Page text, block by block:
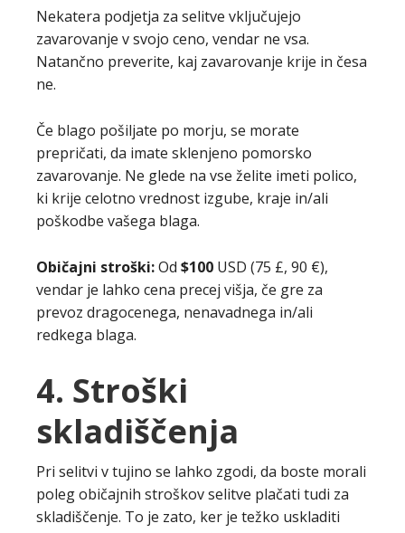
Nekatera podjetja za selitve vključujejo
zavarovanje v svojo ceno, vendar ne vsa.
Natančno preverite, kaj zavarovanje krije in česa
ne.
Če blago pošiljate po morju, se morate
prepričati, da imate sklenjeno pomorsko
zavarovanje. Ne glede na vse želite imeti polico,
ki krije celotno vrednost izgube, kraje in/ali
poškodbe vašega blaga.
Običajni stroški:Od $100 USD (75 £, 90 €),
vendar je lahko cena precej višja, če gre za
prevoz dragocenega, nenavadnega in/ali
redkega blaga.
4. Stroški
skladiščenja
Pri selitvi v tujino se lahko zgodi, da boste morali
poleg običajnih stroškov selitve plačati tudi za
skladiščenje. To je zato, ker je težko uskladiti